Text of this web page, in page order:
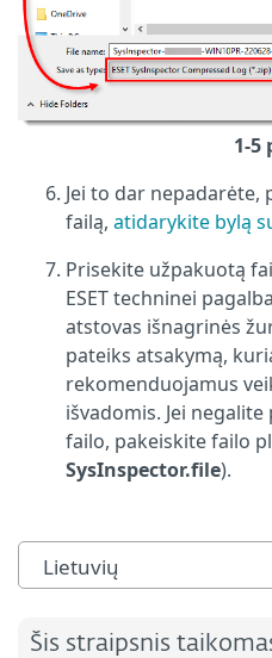
1-5
Jei to dar
failą, atidarykite bylą
Prisekite užpakuotą
ESET techninei
atstovas išnagrinės
pateiks atsakymą,
rekomenduojamus
išvadomis. Jei
failo, pakeiskite failo
SysInspector.file).
Lietuvių
Šis straipsnis